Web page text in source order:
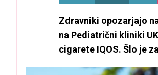
Zdravniki opozarjajo
na Pediatrični kliniki
cigarete IQOS. Šlo je